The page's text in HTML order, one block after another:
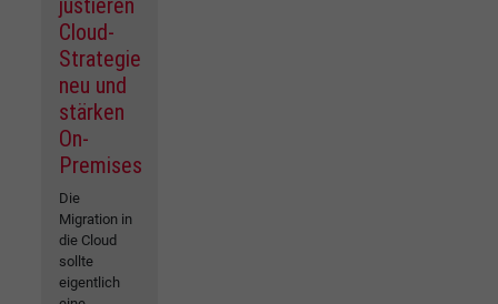
Cloud-
Strategie
neu und
stärken
On-
Premises
Die
Migration in
die Cloud
sollte
eigentlich